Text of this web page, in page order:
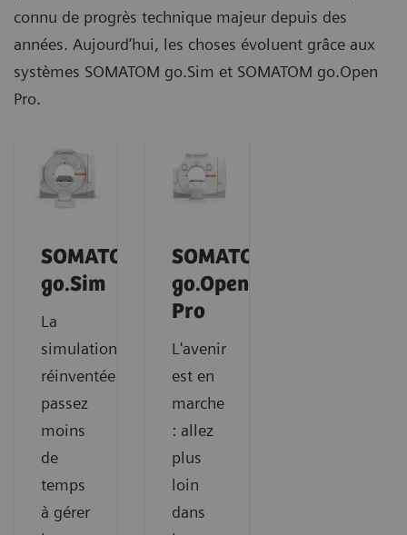
connu de progrès technique majeur depuis des
années. Aujourd’hui, les choses évoluent grâce aux
systèmes SOMATOM go.Sim et SOMATOM go.Open
Pro.
SOMATOM
go.Sim
La
simulation
réinventée:
passez
moins
de
temps
à gérer
SOMATOM
go.Open
Pro
L'avenir
est en
marche
: allez
plus
loin
dans